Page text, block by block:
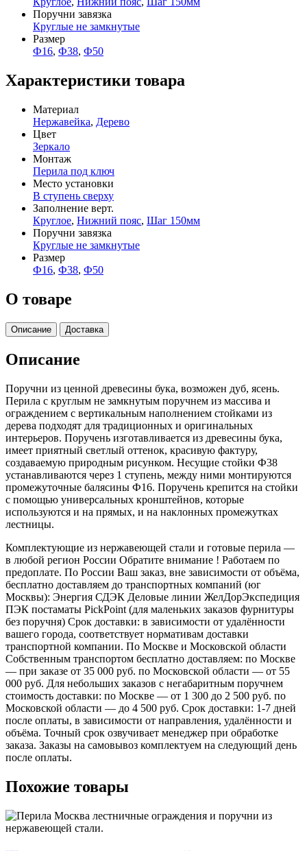
Поручни завязка
Круглые не замкнутые
Размер
Ф16, Ф38, Ф50
Характеристики товара
Материал
Нержавейка, Дерево
Цвет
Зеркало
Монтаж
Перила под ключ
Место установки
В ступень сверху
Заполнение верт.
Круглое, Нижний пояс, Шаг 150мм
Поручни завязка
Круглые не замкнутые
Размер
Ф16, Ф38, Ф50
О товаре
Описание Доставка
Описание
Поручни из ценной древесины бука, возможен дуб, ясень.
Перила с круглым не замкнутым поручнем из массива и
ограждением с вертикальным наполнением стойками из
дерева подходят для традиционных и оригинальных
интерьеров. Поручень изготавливается из древесины бука,
имеет приятный светлый оттенок, красивую фактуру,
создаваемую природным рисунком. Несущие стойки Ф38
устанавливаются через 1 ступень, между ними монтируются
промежуточные балясины Ф16. Поручень крепится на стойки
с помощью универсальных кронштейнов, которые
используются и на прямых, и на наклонных промежутках
лестницы.
Комплектующие из нержавеющей стали и готовые перила —
в любой регион России Обратите внимание ! Работаем по
предоплате. По России Ваш заказ, вне зависимости от объёма,
бесплатно доставляем до транспортных компаний (юг
Москвы): Энергия СДЭК Деловые линии ЖелДорЭкспедиция
ПЭК постаматы PickPoint (для маленьких заказов фурнитуры
без поручня) Срок доставки: в зависимости от удалённости
вашего города, соответствует нормативам доставки
транспортной компании. По Москве и Московской области
Собственным транспортом бесплатно доставляем: по Москве
— при заказе от 35 000 руб. по Московской области — от 55
000 руб. Для небольших заказов с негабаритным поручнем
стоимость доставки: по Москве — от 1 300 до 2 500 руб. по
Московской области — до 4 500 руб. Срок доставки: 1-7 дней
после оплаты, в зависимости от направления, удалённости и
объёма. Точный срок озвучивает менеджер при обработке
заказа. Заказы на самовывоз комплектуем на следующий день
после оплаты.
Похожие товары